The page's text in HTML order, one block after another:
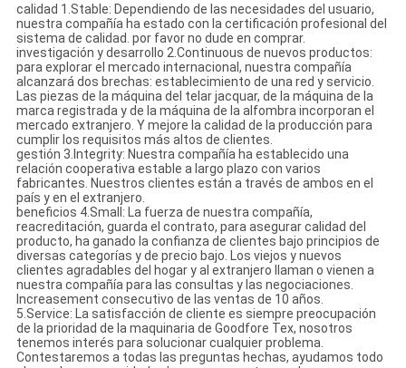
calidad 1.Stable: Dependiendo de las necesidades del usuario,
nuestra compañía ha estado con la certificación profesional del
sistema de calidad. por favor no dude en comprar.
investigación y desarrollo 2.Continuous de nuevos productos:
para explorar el mercado internacional, nuestra compañía
alcanzará dos brechas: establecimiento de una red y servicio.
Las piezas de la máquina del telar jacquar, de la máquina de la
marca registrada y de la máquina de la alfombra incorporan el
mercado extranjero. Y mejore la calidad de la producción para
cumplir los requisitos más altos de clientes.
gestión 3.Integrity: Nuestra compañía ha establecido una
relación cooperativa estable a largo plazo con varios
fabricantes. Nuestros clientes están a través de ambos en el
país y en el extranjero.
beneficios 4.Small: La fuerza de nuestra compañía,
reacreditación, guarda el contrato, para asegurar calidad del
producto, ha ganado la confianza de clientes bajo principios de
diversas categorías y de precio bajo. Los viejos y nuevos
clientes agradables del hogar y al extranjero llaman o vienen a
nuestra compañía para las consultas y las negociaciones.
Increasement consecutivo de las ventas de 10 años.
5.Service: La satisfacción de cliente es siempre preocupación
de la prioridad de la maquinaria de Goodfore Tex, nosotros
tenemos interés para solucionar cualquier problema.
Contestaremos a todas las preguntas hechas, ayudamos todo